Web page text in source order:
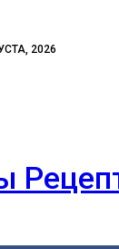
2026